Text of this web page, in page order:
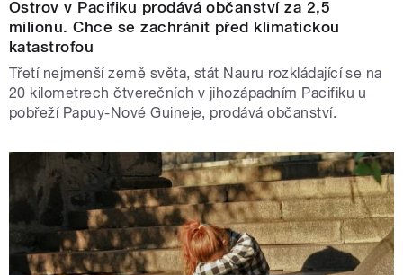
Ostrov v Pacifiku prodává občanství za 2,5
milionu. Chce se zachránit před klimatickou
katastrofou
Třetí nejmenší země světa, stát Nauru rozkládající se na
20 kilometrech čtverečních v jihozápadním Pacifiku u
pobřeží Papuy-Nové Guineje, prodává občanství.